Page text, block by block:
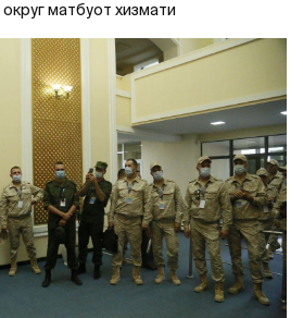
матбуот хизмати